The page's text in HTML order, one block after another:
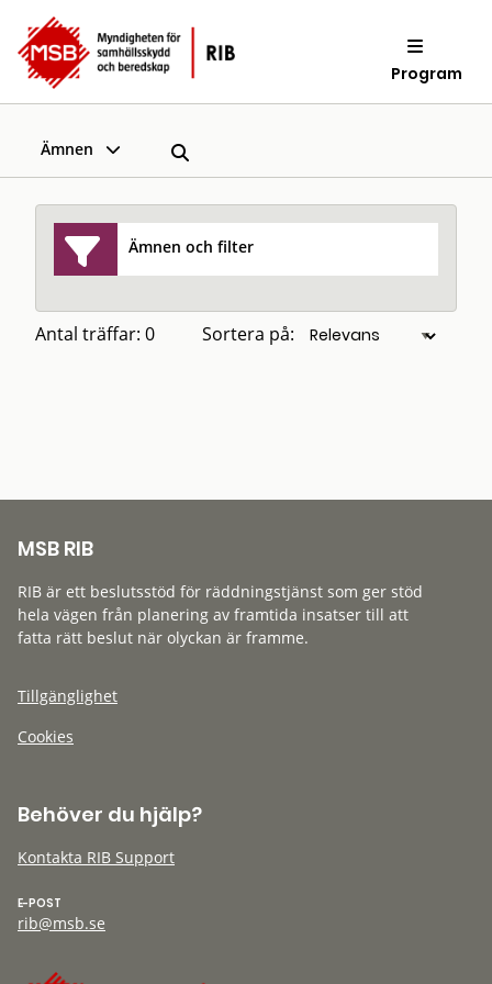
Program
Ämnen
Ämnen och filter
Antal träffar: 0 Sortera på:
MSB RIB
RIB är ett beslutsstöd för räddningstjänst som ger stöd
hela vägen från planering av framtida insatser till att
fatta rätt beslut när olyckan är framme.
Tillgänglighet
Cookies
Behöver du hjälp?
Kontakta RIB Support
E-POST
rib@msb.se